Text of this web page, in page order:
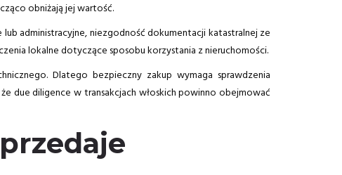
obniżają jej wartość.
administracyjne, niezgodność dokumentacji katastralnej ze
lokalne dotyczące sposobu korzystania z nieruchomości.
Dlatego bezpieczny zakup wymaga sprawdzenia
due diligence w transakcjach włoskich powinno obejmować